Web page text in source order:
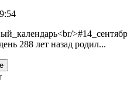
288 лет назад родил...